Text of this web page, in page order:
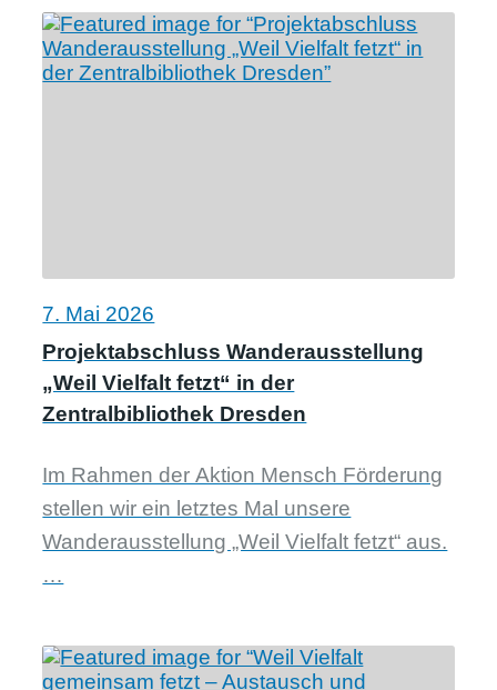
7. Mai 2026
Projektabschluss Wanderausstellung
„Weil Vielfalt fetzt“ in der
Zentralbibliothek Dresden
Im Rahmen der Aktion Mensch Förderung
stellen wir ein letztes Mal unsere
Wanderausstellung „Weil Vielfalt fetzt“ aus.
…